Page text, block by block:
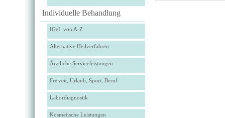
Individuelle Behandlung
IGeL von A-Z
Alternative Heilverfahren
Ärztliche Serviceleistungen
Freizeit, Urlaub, Sport, Beruf
Labordiagnostik
Kosmetische Leistungen